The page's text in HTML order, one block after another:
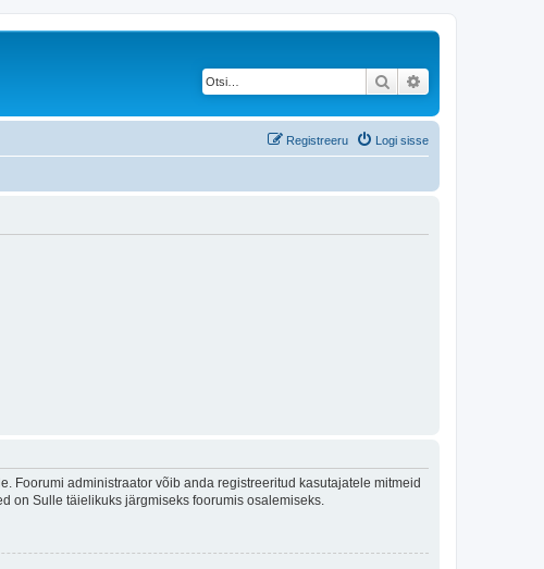
Otsi
Logi sisse
Registreeru
Foorumi administraator võib anda registreeritud kasutajatele mitmeid
on Sulle täielikuks järgmiseks foorumis osalemiseks.